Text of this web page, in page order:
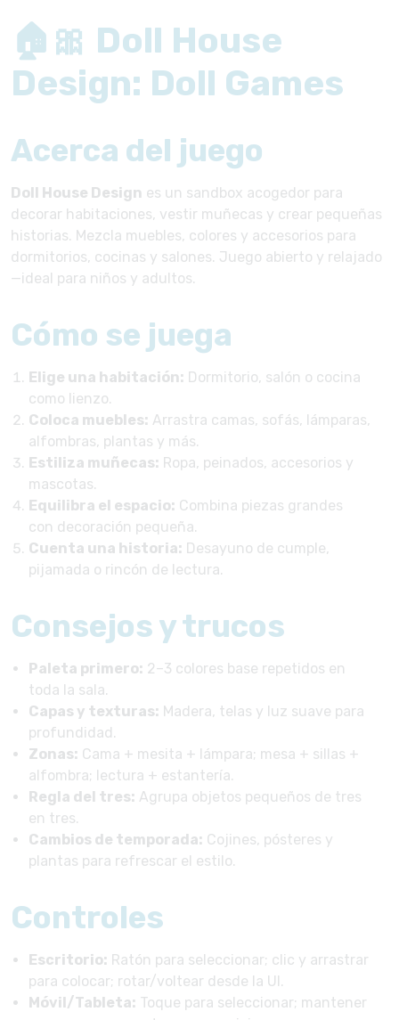
🏠🎀 Doll House
Design: Doll Games
Acerca del juego
Doll House Design es un sandbox acogedor para
decorar habitaciones, vestir muñecas y crear pequeñas
historias. Mezcla muebles, colores y accesorios para
dormitorios, cocinas y salones. Juego abierto y relajado
—ideal para niños y adultos.
Cómo se juega
Elige una habitación: Dormitorio, salón o cocina
como lienzo.
Coloca muebles: Arrastra camas, sofás, lámparas,
alfombras, plantas y más.
Estiliza muñecas: Ropa, peinados, accesorios y
mascotas.
Equilibra el espacio: Combina piezas grandes
con decoración pequeña.
Cuenta una historia: Desayuno de cumple,
pijamada o rincón de lectura.
Consejos y trucos
Paleta primero: 2–3 colores base repetidos en
toda la sala.
Capas y texturas: Madera, telas y luz suave para
profundidad.
Zonas: Cama + mesita + lámpara; mesa + sillas +
alfombra; lectura + estantería.
Regla del tres: Agrupa objetos pequeños de tres
en tres.
Cambios de temporada: Cojines, pósteres y
plantas para refrescar el estilo.
Controles
Escritorio: Ratón para seleccionar; clic y arrastrar
para colocar; rotar/voltear desde la UI.
Móvil/Tableta: Toque para seleccionar; mantener